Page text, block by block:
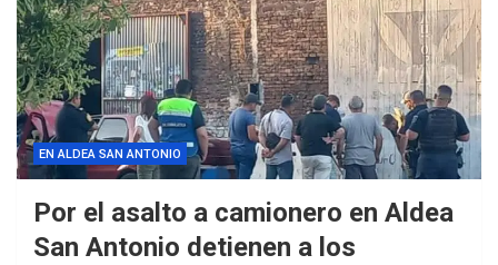
EN ALDEA SAN ANTONIO
Por el asalto a camionero en Aldea
San Antonio detienen a los